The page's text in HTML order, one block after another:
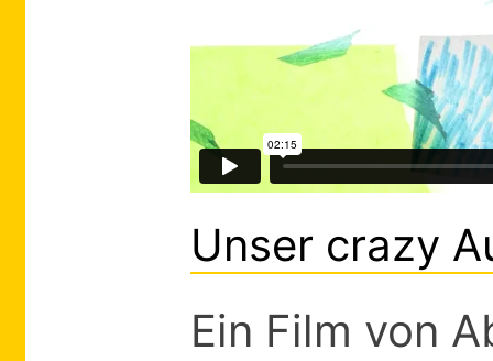
Unser crazy
Ein Film von